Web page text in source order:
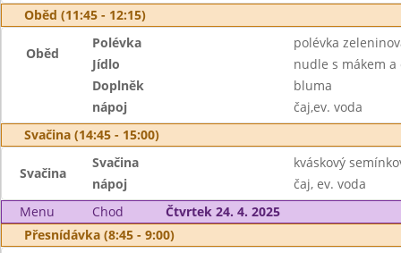
Oběd (11:45 - 12:15)
Oběd
Polévka
polévka
Jídlo
nudle s mákem
Doplněk
bluma
nápoj
čaj,ev. voda
Svačina (14:45 - 15:00)
Svačina
Svačina
kváskový
nápoj
čaj, ev. voda
Menu
Chod
Čtvrtek 24. 4. 2025
Přesnídávka (8:45 - 9:00)